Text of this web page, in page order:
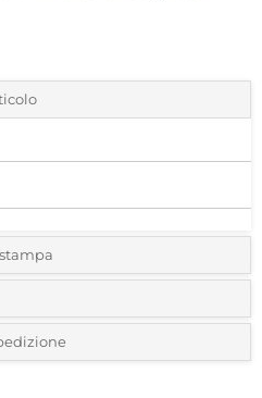
e il colore del vostro logo: